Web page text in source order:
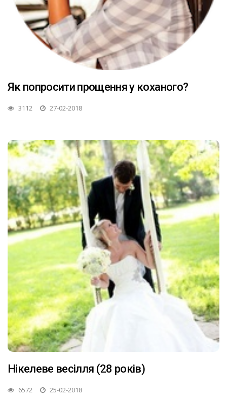
Як попросити прощення у коханого?
3112 27-02-2018
Нікелеве весілля (28 років)
6572 25-02-2018